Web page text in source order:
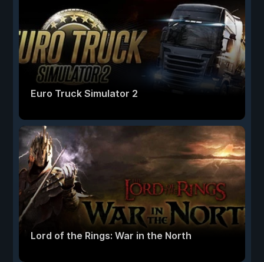
Euro Truck Simulator 2
Lord of the Rings: War in the North